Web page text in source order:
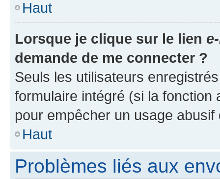
Haut
Lorsque je clique sur le lien
demande de me connecter ?
Seuls les utilisateurs
formulaire intégré (si la fonction
pour empêcher un usage
Haut
Problèmes liés aux